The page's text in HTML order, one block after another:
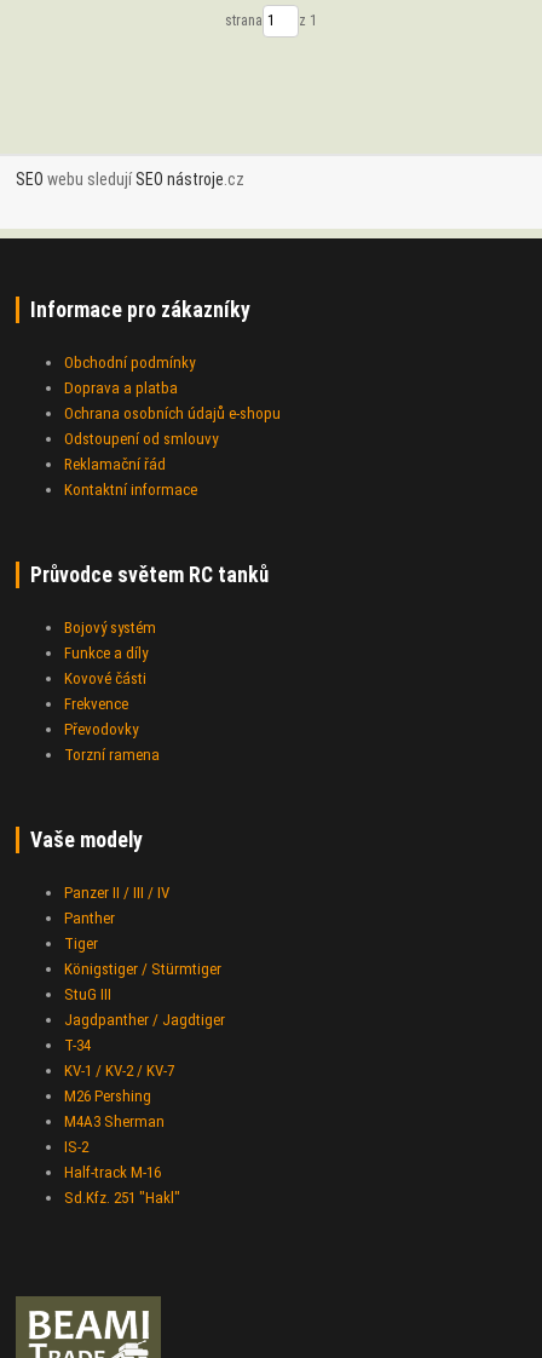
strana z 1
SEO webu sledujíSEO nástroje .cz
Informace pro zákazníky
Obchodní podmínky
Doprava a platba
Ochrana osobních údajů e-shopu
Odstoupení od smlouvy
Reklamační řád
Kontaktní informace
Průvodce světem RC tanků
Bojový systém
Funkce a díly
Kovové části
Frekvence
Převodovky
Torzní ramena
Vaše modely
Panzer II / III / IV
Panther
Tiger
Königstiger / Stürmtiger
StuG III
Jagdpanther / Jagdtiger
T-34
KV-1 / KV-2 / KV-7
M26 Pershing
M4A3 Sherman
IS-2
Half-track M-16
Sd.Kfz. 251 "Hakl"